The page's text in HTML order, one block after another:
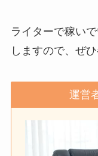
ライターで稼い
しますので、ぜ
運営